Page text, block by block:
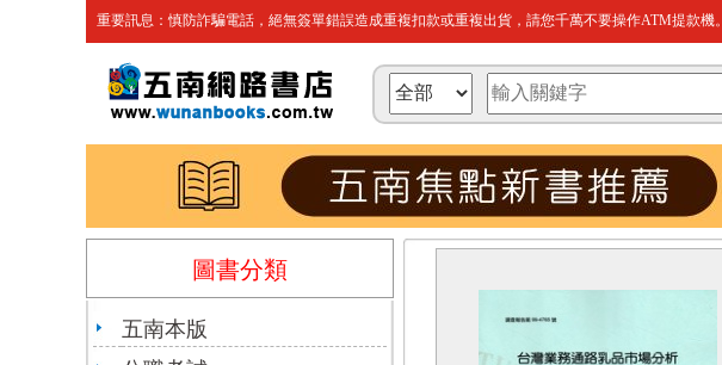
重要訊息：慎防詐騙電話，絕無簽單錯誤造成重複扣款或重複出貨，請您千萬不要操作ATM提款機。
圖書分類
五南本版